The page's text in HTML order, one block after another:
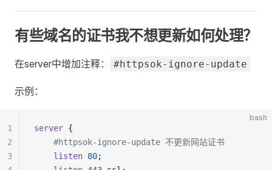
有些域名的证书我不想更新如何处理？
在server中增加注释： #httpsok-ignore-update
示例：
bash
server {
    #httpsok-ignore-update 不更新网站证书
    listen
80;
1
2
3